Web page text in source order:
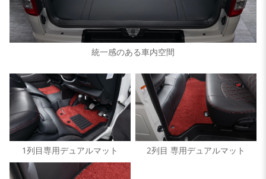
統一感のある車内空間
1列目専用デュアルマット 2列目 専用デュアルマット